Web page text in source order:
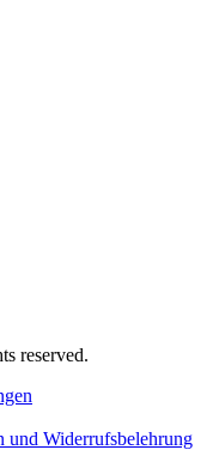
reserved.
und Widerrufsbelehrung